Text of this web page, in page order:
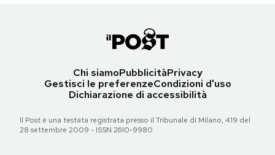
Chi siamoPubblicitàPrivacy
Gestisci le preferenzeCondizioni d'uso
Dichiarazione di accessibilità
Il Post è una testata registrata presso il Tribunale di Milano, 419 del
28 settembre 2009 - ISSN 2610-9980